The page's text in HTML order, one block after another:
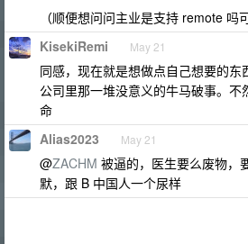
（顺便想问问主业是支持 remote 吗
KisekiRemi May 21
同感，现在就是想做点自己想要的
公司里那一堆没意义的牛马破事。
命
Alias2023 May 21
@ZACHM 被逼的，医生要么废物，
默，跟 B 中国人一个尿样